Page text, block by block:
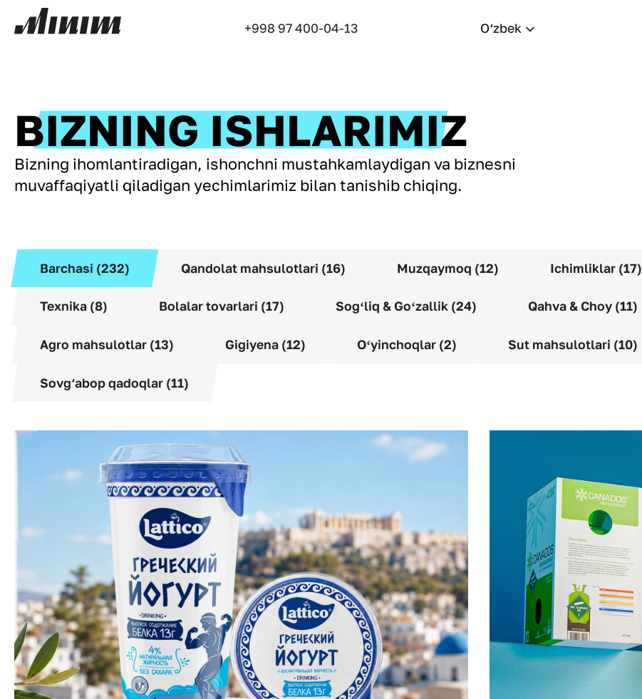
+998 97 400-04-13 O‘zbek
BIZNING ISHLARIMIZ
Bizning ihomlantiradigan, ishonchni mustahkamlaydigan va biznesni
muvaffaqiyatli qiladigan yechimlarimiz bilan tanishib chiqing.
Barchasi (232) Qandolat mahsulotlari (16) Muzqaymoq (12) Ichimliklar (17)
Texnika (8) Bolalar tovarlari (17) Sogʻliq & Goʻzallik (24) Qahva & Choy (11)
Agro mahsulotlar (13) Gigiyena (12) Oʻyinchoqlar (2) Sut mahsulotlari (10)
Sovg‘abop qadoqlar (11)